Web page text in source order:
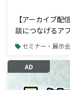
【アーカイブ
談につなげるア
セミナー・展示会
AD